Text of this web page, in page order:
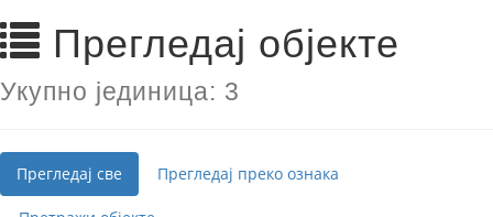
Прегледај објекте
Укупно јединица: 3
Прегледај све Прегледај преко ознака